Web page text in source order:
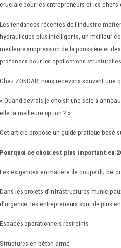
cruciale pour les entrepreneurs et les chefs
Les tendances récentes de l’industrie
hydrauliques plus intelligents, un meilleur
meilleure suppression de la poussière et
profondes pour les applications
Chez ZONDAR, nous recevons souvent une
« Quand devrais-je choisir une scie à
elle la meilleure option ? »
Cet article propose un guide pratique basé
Pourquoi ce choix est plus important en
Les exigences en matière de coupe du
Dans les projets d’infrastructures
d’urgence, les entrepreneurs sont de plus
Espaces opérationnels restreints
Structures en béton armé